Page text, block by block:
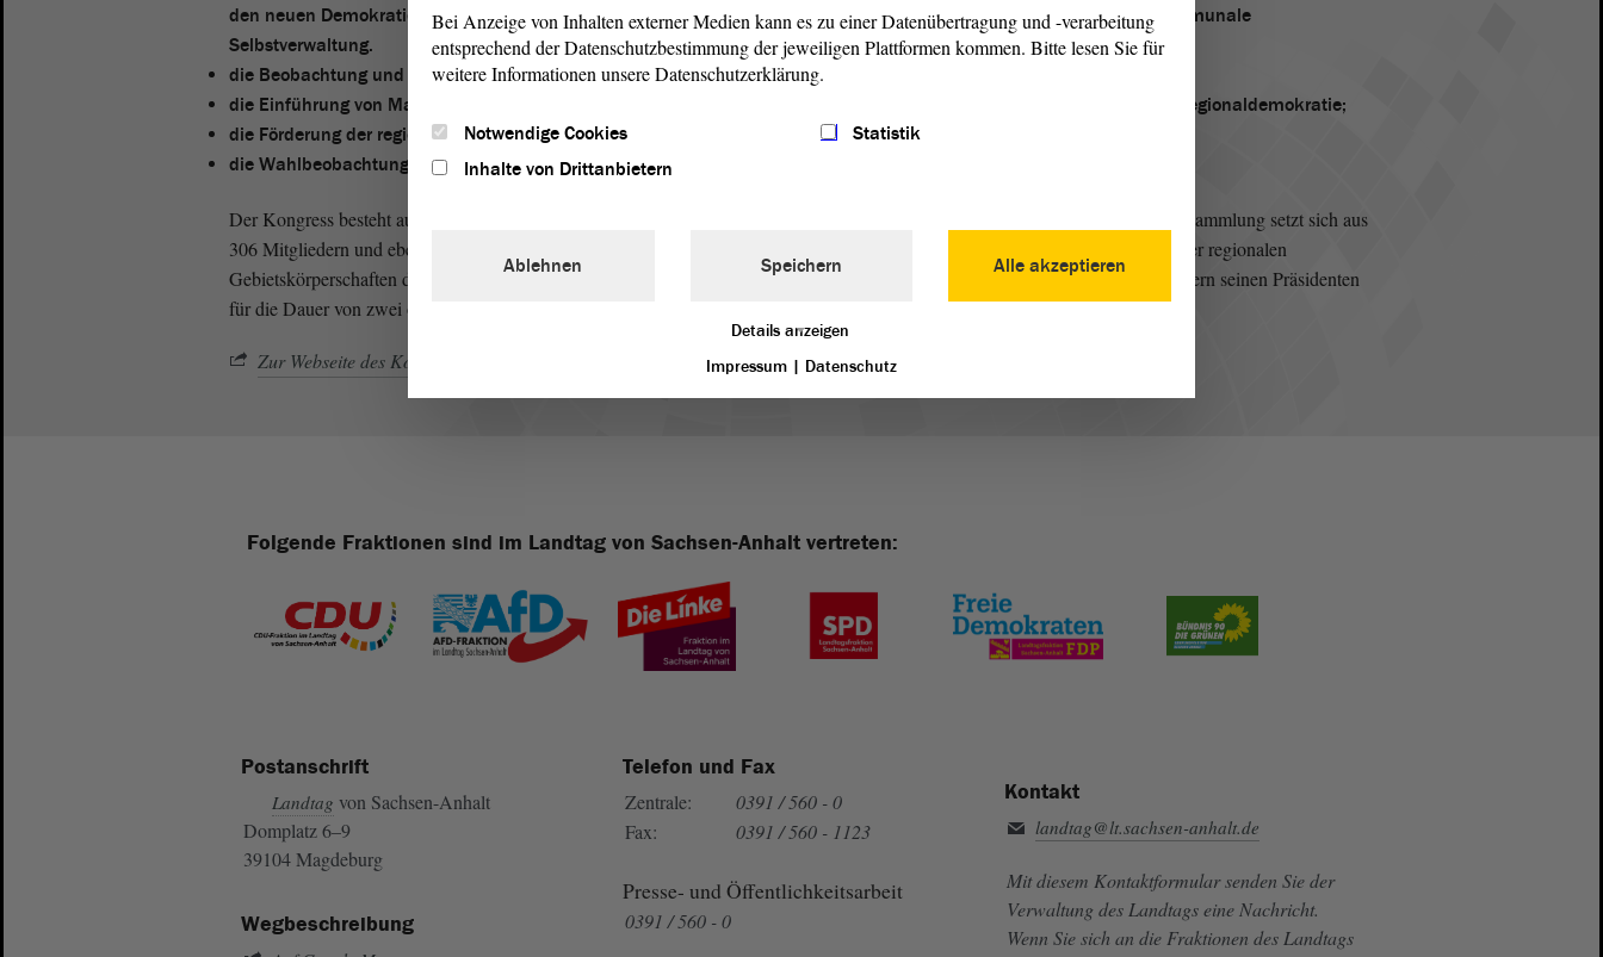
den neuen Demokratien; wesentliche Grundlage dafür ist die vom Europarat geschaffene Europäische Charta für Kommunale
Selbstverwaltung.
die Beobachtung und Weiterentwicklung der Kommunal- und Regionaldemokratie in den Mitgliedsstaaten;
die Einführung von Maßnahmen zur Förderung einer effektiven Beteiligung der Bevölkerung an der Kommunal- und Regionaldemokratie;
die Förderung der regionalen und grenzüberschreitenden Zusammenarbeit;
die Wahlbeobachtung bei Kommunal- und Regionalwahlen.
Der Kongress besteht aus zwei Kammern, der Kammer der Gemeinden und der Kammer der Regionen. Die Zwei-Kammer-Versammlung setzt sich aus
306 Mitgliedern und ebenso vielen Stellvertretern zusammen. Sie alle sind gewählte Vertreter aus rund 130 000 kommunalen oder regionalen
Gebietskörperschaften der Staaten, die dem Europarat angehören. Der Kongress wählt abwechselnd aus einer der beiden Kammern seinen Präsidenten
für die Dauer von zwei ordentlichen Sitzungen. Der Kongress tritt zweimal jährlich in Straßburg zusammen.
Zur Webseite des Kongresses
Folgende Fraktionen sind im Landtag von Sachsen-Anhalt vertreten:
Postanschrift
Landtag von Sachsen-Anhalt
Domplatz 6–9
39104 Magdeburg
Wegbeschreibung
Telefon und Fax
Zentrale:
0391 / 560 - 0
Fax:
0391 / 560 - 1123
Presse- und Öffentlichkeitsarbeit
0391 / 560 - 0
Kontakt
landtag@lt.sachsen-anhalt.de
Mit diesem Kontaktformular senden Sie der
Verwaltung des Landtags eine Nachricht.
Wenn Sie sich an die Fraktionen des Landtags
Bei Anzeige von Inhalten externer Medien kann es zu einer Datenübertragung und -verarbeitung
entsprechend der Datenschutzbestimmung der jeweiligen Plattformen kommen. Bitte lesen Sie für
weitere Informationen unsere Datenschutzerklärung.
Notwendige Cookies
Statistik
Inhalte von Drittanbietern
Alle akzeptieren
Ablehnen Speichern
Details anzeigen
Impressum | Datenschutz